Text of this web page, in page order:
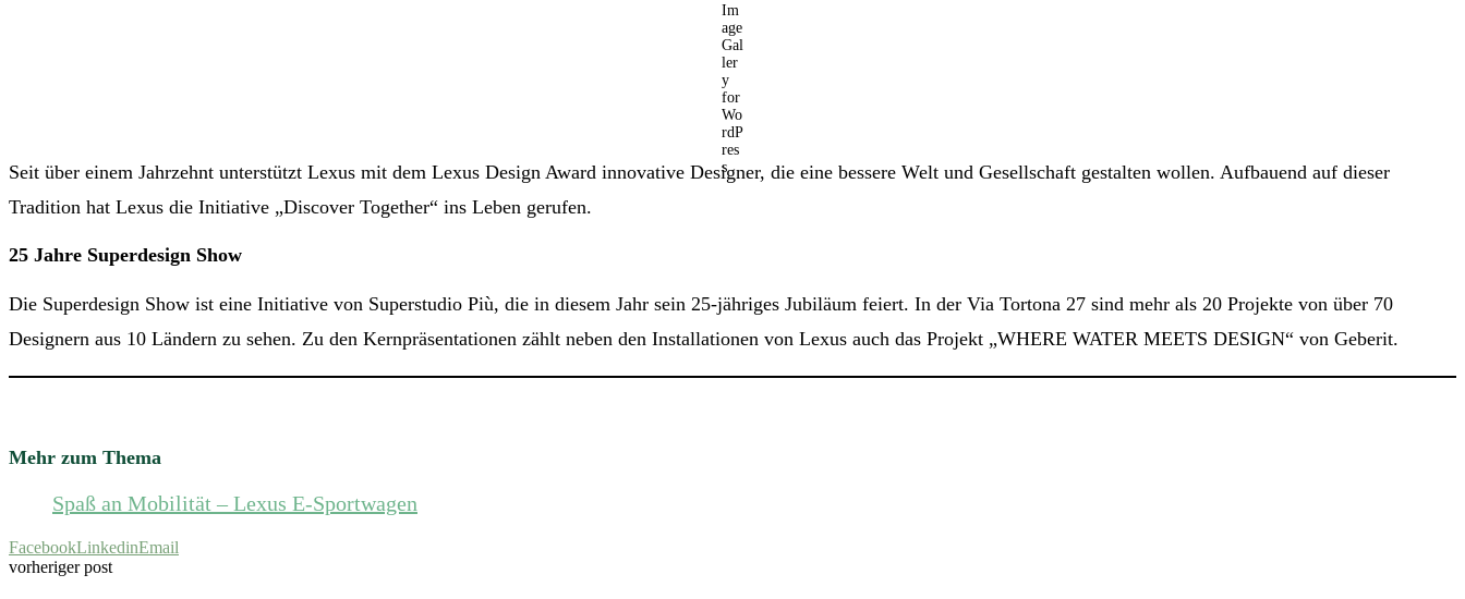
Seit über einem Jahrzehnt unterstützt Lexus mit dem Lexus Design Award innovative Designer, die eine bessere Welt und Gesellschaft gestalten wollen. Aufbauend auf dieser
Tradition hat Lexus die Initiative „Discover Together“ ins Leben gerufen.
25 Jahre Superdesign Show
Die Superdesign Show ist eine Initiative von Superstudio Più, die in diesem Jahr sein 25-jähriges Jubiläum feiert. In der Via Tortona 27 sind mehr als 20 Projekte von über 70
Designern aus 10 Ländern zu sehen. Zu den Kernpräsentationen zählt neben den Installationen von Lexus auch das Projekt „WHERE WATER MEETS DESIGN“ von Geberit.
Mehr zum Thema
Spaß an Mobilität – Lexus E-Sportwagen
FacebookLinkedinEmail
vorheriger post